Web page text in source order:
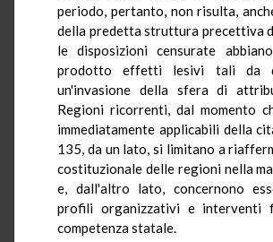
periodo, pertanto, non risulta,
della predetta struttura precettiva
le disposizioni censurate
prodotto effetti lesivi tali da
un'invasione della sfera di
Regioni ricorrenti, dal momento
immediatamente applicabili della
135, da un lato, si limitano a
costituzionale delle regioni nella
e, dall'altro lato, concernono
profili organizzativi e interventi
competenza statale.